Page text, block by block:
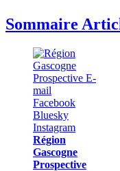
Sommaire
Région
Gascogne
Prospective